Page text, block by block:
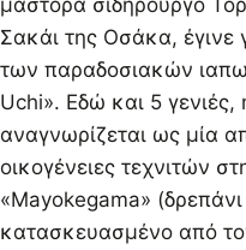
μάστορα σιδηρουργό
Σακάι της Οσάκα, έγινε
των παραδοσιακών
Uchi». Εδώ και 5 γενιές,
αναγνωρίζεται ως μία
οικογένειες τεχνιτών
«Mayokegama»
κατασκευασμένο από